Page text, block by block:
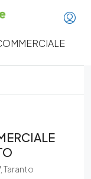
Taranto